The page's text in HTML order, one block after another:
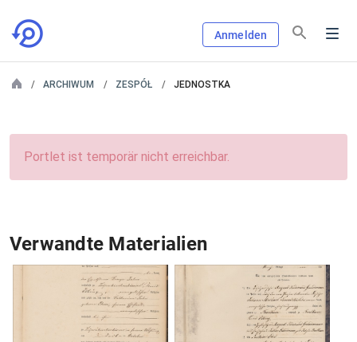
Anmelden
ARCHIWUM ZESPÓŁ JEDNOSTKA
Portlet ist temporär nicht erreichbar.
Verwandte Materialien